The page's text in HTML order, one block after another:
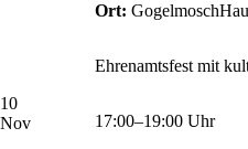
Ort:
Ehrenamtsfest mit
10
Nov
17:00–19:00 Uhr